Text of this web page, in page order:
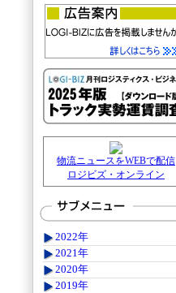
物流ニュースをWEBで配信
ロジビズ・オンライン
2022年
2021年
2020年
2019年